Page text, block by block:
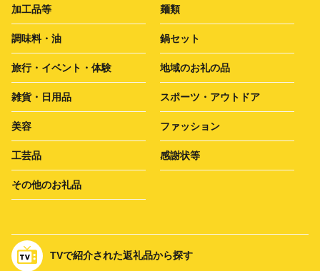
加工品等 麺類
調味料・油 鍋セット
旅行・イベント・体験 地域のお礼の品
雑貨・日用品 スポーツ・アウトドア
美容 ファッション
工芸品 感謝状等
その他のお礼品
TVで紹介された返礼品から探す